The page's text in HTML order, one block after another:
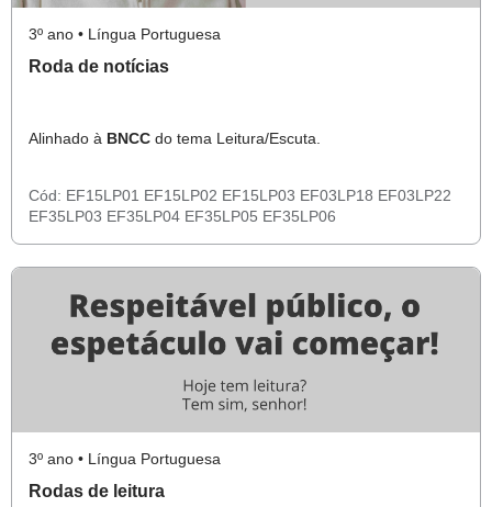
3º ano • Língua Portuguesa
Roda de notícias
Alinhado à BNCC do tema Leitura/Escuta.
Cód: EF15LP01 EF15LP02 EF15LP03 EF03LP18 EF03LP22
EF35LP03 EF35LP04 EF35LP05 EF35LP06
3º ano • Língua Portuguesa
Rodas de leitura